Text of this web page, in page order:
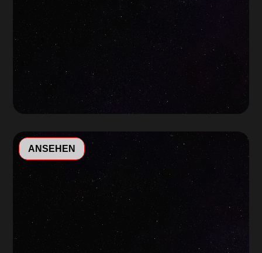
Video-
PlayerANSEHEN